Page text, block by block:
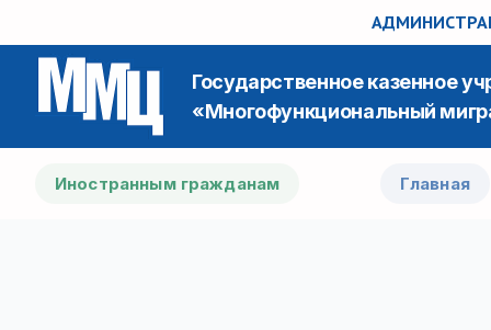
Государственное казенное
«Многофункциональный
Иностранным гражданам Главная